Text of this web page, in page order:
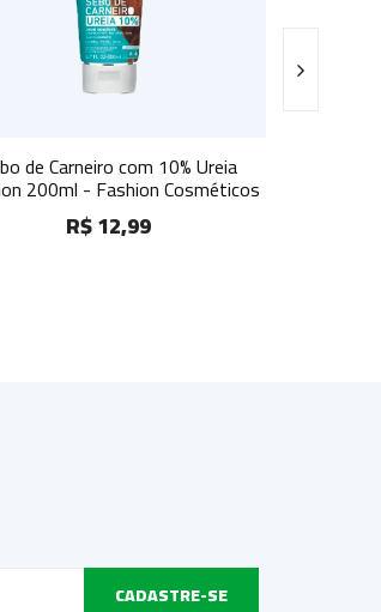
de Carneiro com 10% Ureia
200ml - Fashion Cosméticos
R$ 12,99
CADASTRE-SE